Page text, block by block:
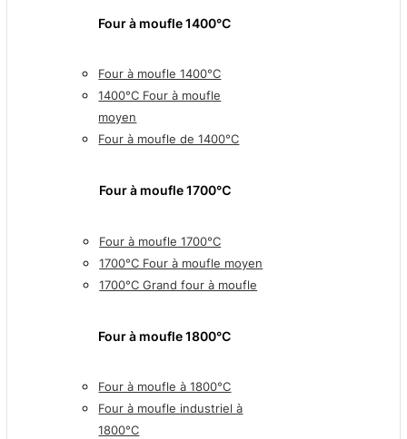
Four à moufle 1400°C
Four à moufle 1400°C
1400°C Four à moufle
moyen
Four à moufle de 1400°C
Four à moufle 1700℃
Four à moufle 1700°C
1700°C Four à moufle moyen
1700°C Grand four à moufle
Four à moufle 1800°C
Four à moufle à 1800°C
Four à moufle industriel à
1800°C